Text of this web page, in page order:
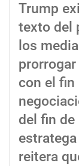
Trump
texto del
los
con el fin
del fin de
reitera